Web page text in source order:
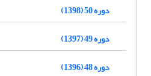
دوره 50 (1398)
دوره 49 (1397)
دوره 48 (1396)